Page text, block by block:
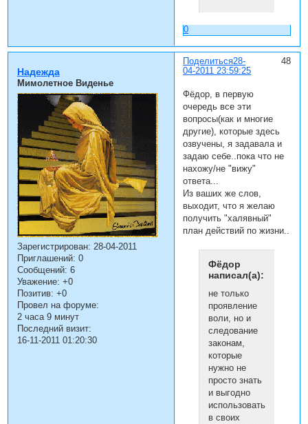
0
Поделиться 48
28-
04-2011 23:59:25
Надежда
Мимолетное Виденье
Зарегистрирован: 28-04-2011
Приглашений: 0
Сообщений: 6
Уважение: +0
Позитив: +0
Провел на форуме:
2 часа 9 минут
Последний визит:
16-11-2011 01:20:30
Фёдор, в первую
очередь все эти
вопросы(как и многие
другие), которые здесь
озвучены, я задавала и
задаю себе..пока что не
нахожу/не "вижу"
ответа...
Из ваших же слов,
выходит, что я желаю
получить "халявный"
план действий по жизни..
Фёдор
написал(а):
не только
проявление
воли, но и
следование
законам,
которые
нужно не
просто знать
и выгодно
использовать
в своих